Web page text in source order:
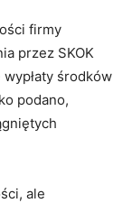
firmy
przez SKOK
środków
podano,
ale